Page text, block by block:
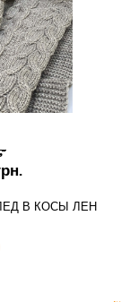
В КОСЫ ЛЕН